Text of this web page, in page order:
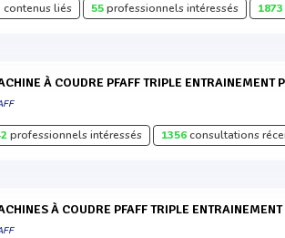
contenus liés 55professionnels intéressés 1873
À COUDRE PFAFF TRIPLE ENTRAINEMENT
professionnels intéressés 1356consultations
À COUDRE PFAFF TRIPLE